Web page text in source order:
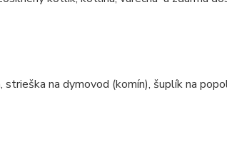
na dymovod (komín), šuplík na